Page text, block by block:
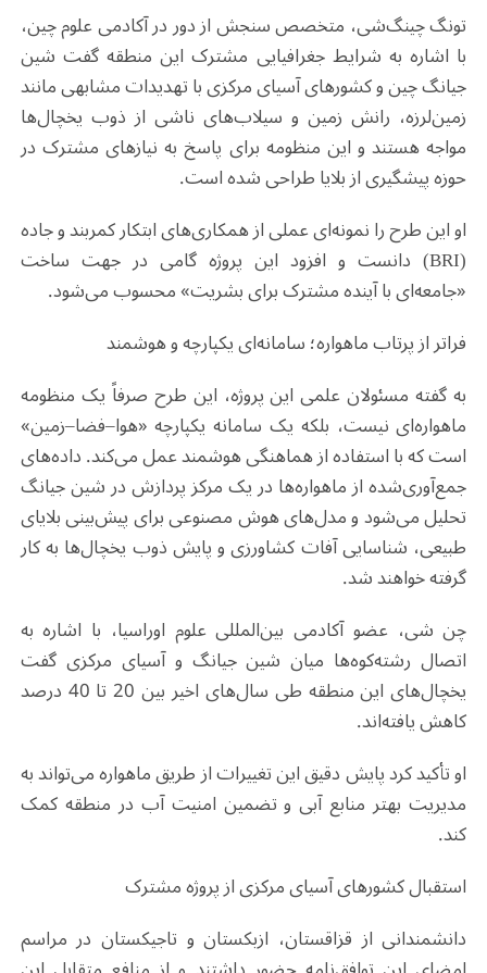
تونگ چینگ‌شی، متخصص سنجش از دور در آکادمی علوم چین،
با اشاره به شرایط جغرافیایی مشترک این منطقه گفت شین
جیانگ چین و کشورهای آسیای مرکزی با تهدیدات مشابهی مانند
زمین‌لرزه، رانش زمین و سیلاب‌های ناشی از ذوب یخچال‌ها
مواجه هستند و این منظومه برای پاسخ به نیازهای مشترک در
حوزه پیشگیری از بلایا طراحی شده است.
او این طرح را نمونه‌ای عملی از همکاری‌های ابتکار کمربند و جاده
(
BRI) دانست و افزود این پروژه گامی در جهت ساخت
«جامعه‌ای با آینده مشترک برای بشریت» محسوب می‌شود.
فراتر از پرتاب ماهواره؛ سامانه‌ای یکپارچه و هوشمند
به گفته مسئولان علمی این پروژه، این طرح صرفاً یک منظومه
ماهواره‌ای نیست، بلکه یک سامانه یکپارچه «هوا–فضا–زمین»
است که با استفاده از هماهنگی هوشمند عمل می‌کند. داده‌های
جمع‌آوری‌شده از ماهواره‌ها در یک مرکز پردازش در شین جیانگ
تحلیل می‌شود و مدل‌های هوش مصنوعی برای پیش‌بینی بلایای
طبیعی، شناسایی آفات کشاورزی و پایش ذوب یخچال‌ها به کار
گرفته خواهند شد.
چن شی، عضو آکادمی بین‌المللی علوم اوراسیا، با اشاره به
اتصال رشته‌کوه‌ها میان شین جیانگ و آسیای مرکزی گفت
یخچال‌های این منطقه طی سال‌های اخیر بین 20 تا 40 درصد
کاهش یافته‌اند.
او تأکید کرد پایش دقیق این تغییرات از طریق ماهواره می‌تواند به
مدیریت بهتر منابع آبی و تضمین امنیت آب در منطقه کمک
کند.
استقبال کشورهای آسیای مرکزی از پروژه مشترک
دانشمندانی از قزاقستان، ازبکستان و تاجیکستان در مراسم